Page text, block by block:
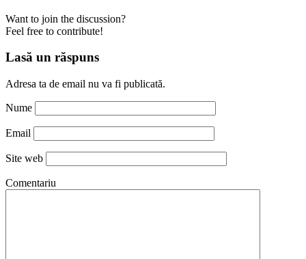
Want to join the discussion?
Feel free to contribute!
Lasă un răspuns
Adresa ta de email nu va fi publicată.
Nume
Email
Site web
Comentariu